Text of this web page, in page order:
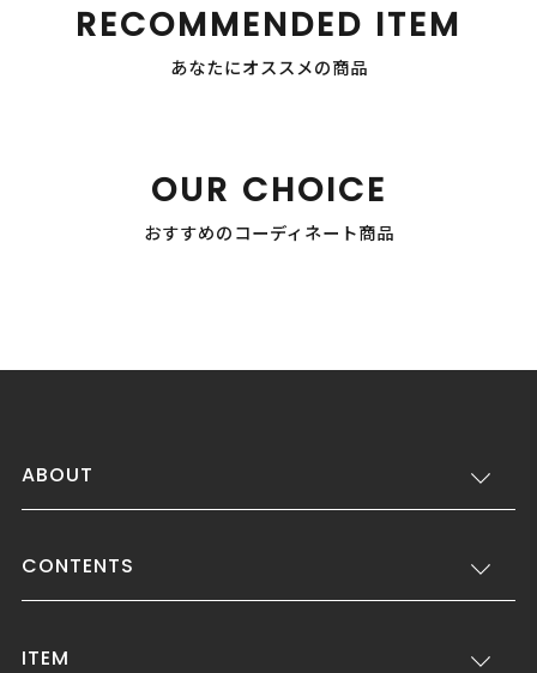
RECOMMENDED ITEM
あなたにオススメの商品
OUR CHOICE
おすすめのコーディネート商品
ABOUT
CONTENTS
ITEM